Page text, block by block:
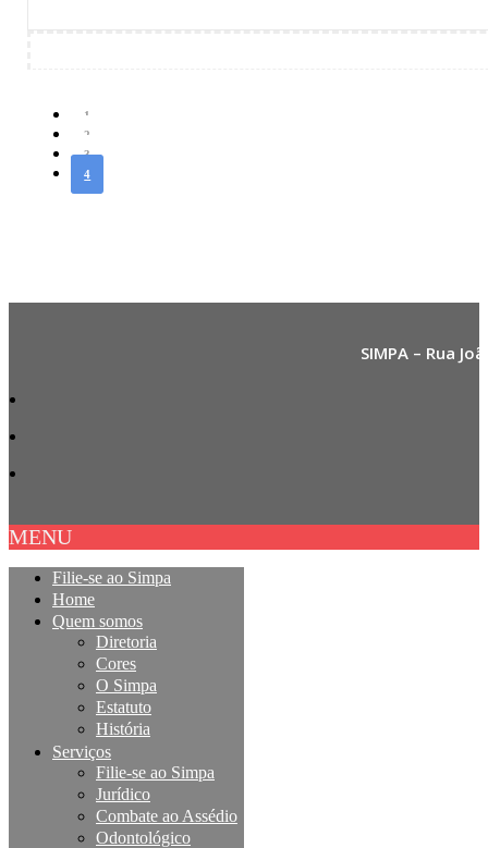
1
2
3
4
SIMPA – Rua
MENU
Filie-se ao Simpa
Home
Quem somos
Diretoria
Cores
O Simpa
Estatuto
História
Serviços
Filie-se ao Simpa
Jurídico
Combate ao Assédio
Odontológico